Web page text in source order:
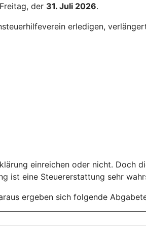
der 31. Juli 2026.
erledigen,
einreichen oder nicht. Doch
ist eine Steuererstattung sehr
ergeben sich folgende